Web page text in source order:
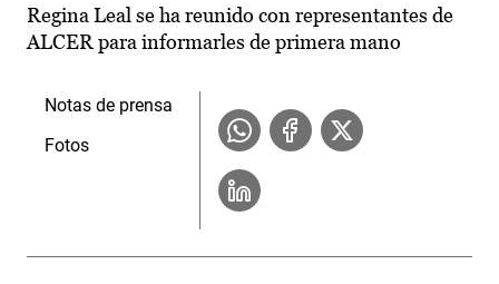
Regina Leal se ha reunido con representantes de
ALCER para informarles de primera mano
Notas de prensa
Fotos